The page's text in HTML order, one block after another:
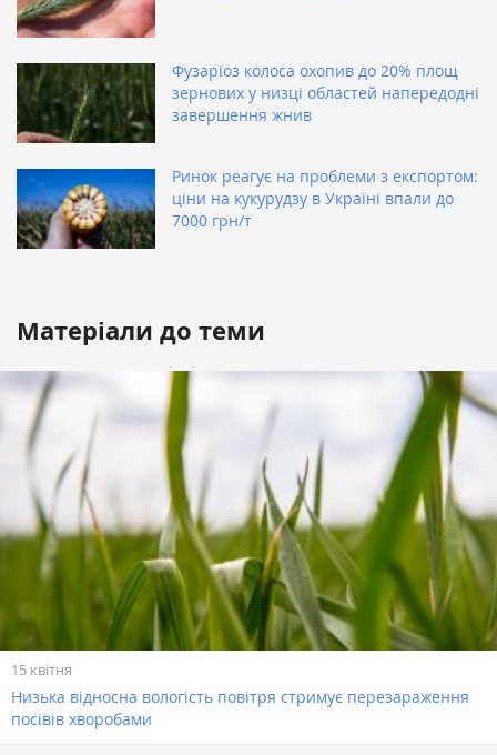
Фузаріоз колоса охопив до 20% площ
зернових у низці областей напередодні
завершення жнив
Ринок реагує на проблеми з експортом:
ціни на кукурудзу в Україні впали до
7000 грн/т
Матеріали до теми
15 квітня
Низька відносна вологість повітря стримує перезараження
посівів хворобами